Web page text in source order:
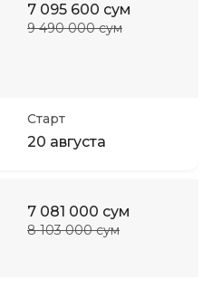
7 095 600 сум
9 490 000 сум
Старт
20 августа
7 081 000 сум
8 103 000 сум